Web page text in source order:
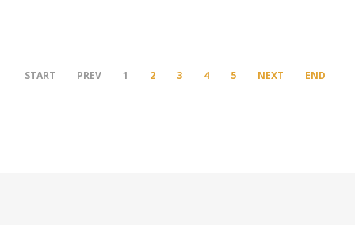
START PREV 1 2 3 4 5 NEXT END